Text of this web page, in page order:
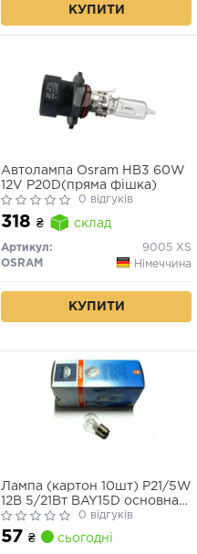
КУПИТИ
Автолампа Osram HB3 60W
12V P20D(пряма фішка)
0 відгуків
318 ₴ склад
Артикул:
9005 XS
OSRAM
Німеччина
КУПИТИ
Лампа (картон 10шт) P21/5W
12В 5/21Вт BAY15D основна
лампа Standard0 відгуків
57 ₴ сьогодні